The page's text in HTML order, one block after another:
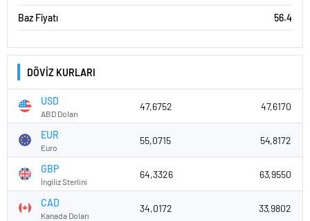
Baz Fiyatı 56.4
DÖVİZ KURLARI
USD
ABD Doları
47,6752 47,6170
EUR
Euro
55,0715 54,8172
GBP
İngiliz Sterlini
64,3326 63,9550
CAD
Kanada Doları
34,0172 33,9802